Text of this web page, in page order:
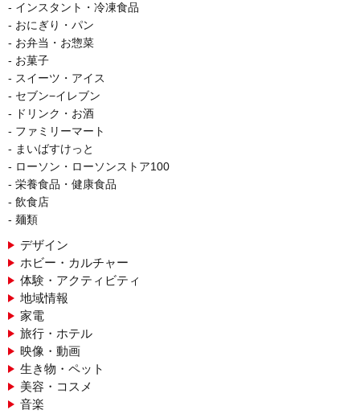
インスタント・冷凍食品
おにぎり・パン
お弁当・お惣菜
お菓子
スイーツ・アイス
セブン−イレブン
ドリンク・お酒
ファミリーマート
まいばすけっと
ローソン・ローソンストア100
栄養食品・健康食品
飲食店
麺類
デザイン
ホビー・カルチャー
体験・アクティビティ
地域情報
家電
旅行・ホテル
映像・動画
生き物・ペット
美容・コスメ
音楽